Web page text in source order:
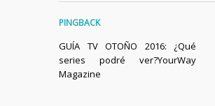
PINGBACK
GUÍA TV OTOÑO 2016: ¿Qué
series podré ver?YourWay
Magazine